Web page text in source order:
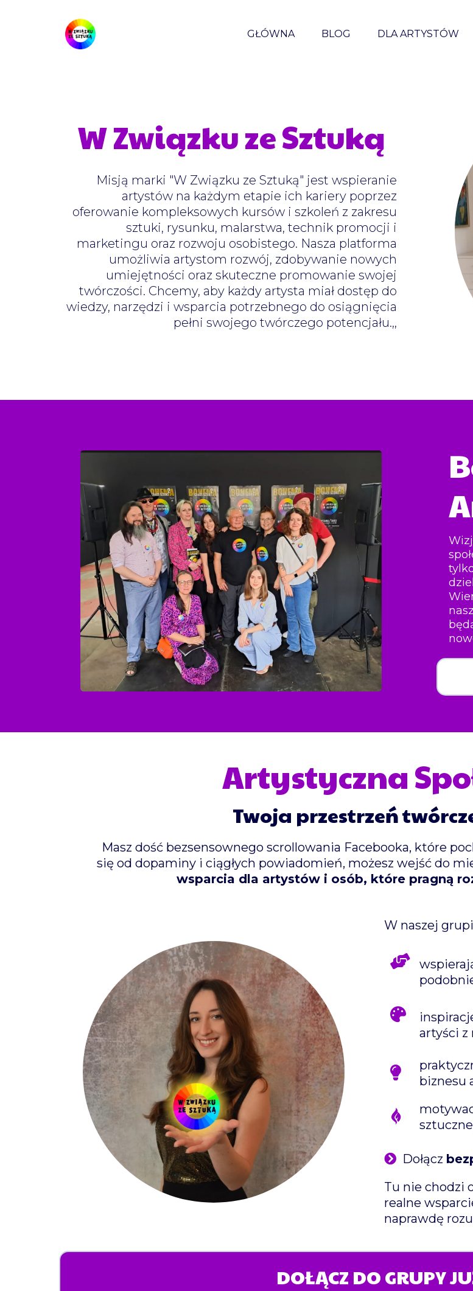
GŁÓWNA BLOG DLA ARTYSTÓW
W Związku ze Sztuką
Misją marki "W Związku ze Sztuką" jest wspieranie
artystów na każdym etapie ich kariery poprzez
oferowanie kompleksowych kursów i szkoleń z zakresu
sztuki, rysunku, malarstwa, technik promocji i
marketingu oraz rozwoju osobistego. Nasza platforma
umożliwia artystom rozwój, zdobywanie nowych
umiejętności oraz skuteczne promowanie swojej
twórczości. Chcemy, aby każdy artysta miał dostęp do
wiedzy, narzędzi i wsparcia potrzebnego do osiągnięcia
pełni swojego twórczego potencjału.,,
Artystyczna
Twoja przestrzeń
Masz dość bezsensownego scrollowania Facebooka, które
się od dopaminy i ciągłych powiadomień, możesz wejść do
wsparcia dla artystów i osób, które pragną
W naszej
artyści z
biznesu
Dołącz
Tu nie chodzi
realne
naprawdę
DOŁĄCZ DO GRUPY